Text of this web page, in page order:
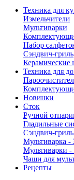
Техника для
Измельчители
Мультиварки
Набор
Сэндвич-гриль
Керамические
Техника для
Новинки
Сток
Ручной
Гладильные
Сэндвич-гриль
Мультиварка -
Мультиварки -
Чаши для
Рецепты